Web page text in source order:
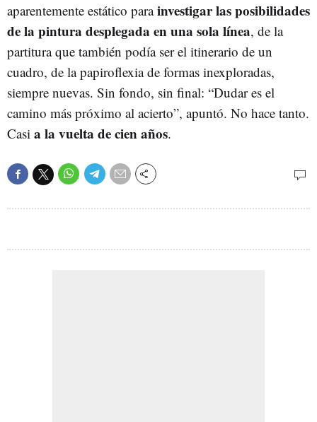
aparentemente estático parainvestigar las posibilidades
de la pintura desplegada en una sola línea, de la
partitura que también podía ser el itinerario de un
cuadro, de la papiroflexia de formas inexploradas,
siempre nuevas. Sin fondo, sin final: “Dudar es el
camino más próximo al acierto”, apuntó. No hace tanto.
Casi a la vuelta de cien años.